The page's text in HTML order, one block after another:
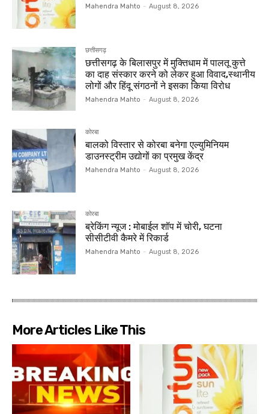
Mahendra Mahto - August 8, 2026
छत्तीसगढ़
छत्तीसगढ़ के बिलासपुर में मुक्तिधाम में पालतू कुत्ते
का दाह संस्कार करने को लेकर हुआ विवाद,स्थानीय
लोगों और हिंदू संगठनों ने इसका किया विरोध
Mahendra Mahto - August 8, 2026
कोरबा
बालको विस्तार से कोरबा बनेगा एल्युमिनियम
डाउनस्ट्रीम उद्योगों का प्रमुख केंद्र
Mahendra Mahto - August 8, 2026
कोरबा
ब्रेकिंग न्यूज : मोबाईल शॉप में चोरी, घटना
सीसीटीवी कैमरे में रिकार्ड
Mahendra Mahto - August 8, 2026
More Articles Like This